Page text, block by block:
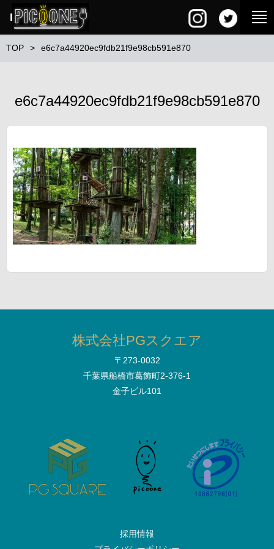
PG SQUARE
TOP e6c7a44920ec9fdb21f9e98cb591e870
e6c7a44920ec9fdb21f9e98cb591e870
株式会社PGスクエア
〒273-0032
千葉県船橋市葛飾町2-376-1
金子ビル101
採用情報